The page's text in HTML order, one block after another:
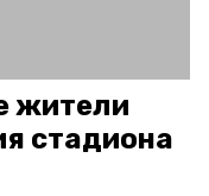
жители
стадиона